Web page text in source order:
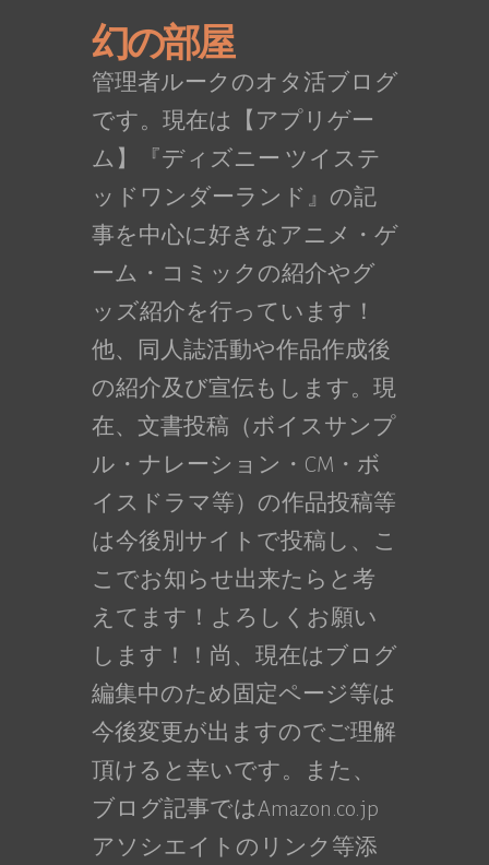
幻の部屋
管理者ルークのオタ活ブログ
です。現在は【アプリゲー
ム】『ディズニー ツイステ
ッドワンダーランド』の記
事を中心に好きなアニメ・ゲ
ーム・コミックの紹介やグ
ッズ紹介を行っています！
他、同人誌活動や作品作成後
の紹介及び宣伝もします。現
在、文書投稿（ボイスサンプ
ル・ナレーション・CM・ボ
イスドラマ等）の作品投稿等
は今後別サイトで投稿し、こ
こでお知らせ出来たらと考
えてます！よろしくお願い
します！！尚、現在はブログ
編集中のため固定ページ等は
今後変更が出ますのでご理解
頂けると幸いです。また、
ブログ記事ではAmazon.co.jp
アソシエイトのリンク等添